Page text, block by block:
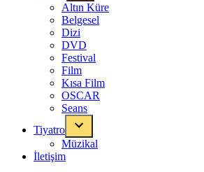
Altın Küre
Belgesel
Dizi
DVD
Festival
Film
Kısa Film
OSCAR
Seans
Tiyatro
Müzikal
İletişim